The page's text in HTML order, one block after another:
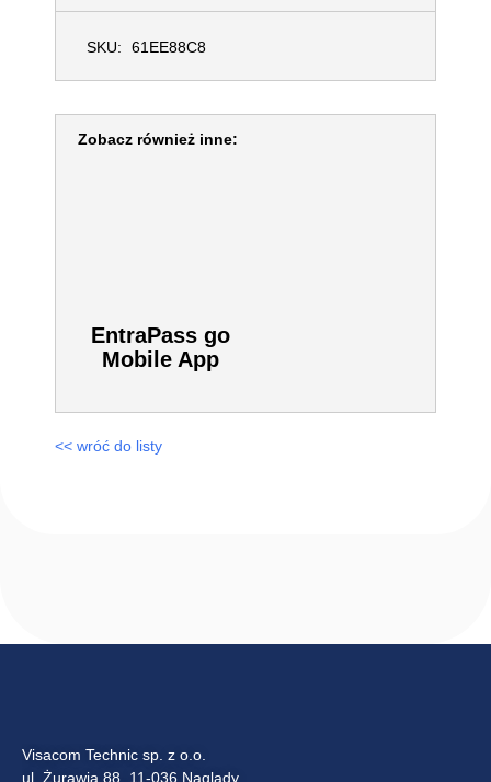
SKU: 61EE88C8
Zobacz również inne:
EntraPass go
Mobile App
<< wróć do listy